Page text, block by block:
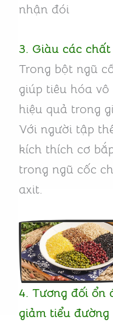
nhận đói
3. Giàu các
Trong bột ngũ
giúp tiêu hóa
hiệu quả trong
Với người tập
kích thích cơ
trong ngũ cốc
axit.
4. Tương đối ổn
giảm tiểu đường